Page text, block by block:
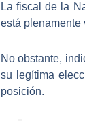
Lafiscal de la
está plenamente
No obstante,
su legítima
posición.